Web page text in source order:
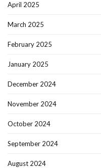
April 2025
March 2025
February 2025
January 2025
December 2024
November 2024
October 2024
September 2024
August 2024